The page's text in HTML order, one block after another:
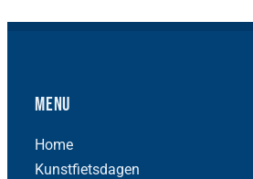
Menu
Home
Kunstfietsdagen